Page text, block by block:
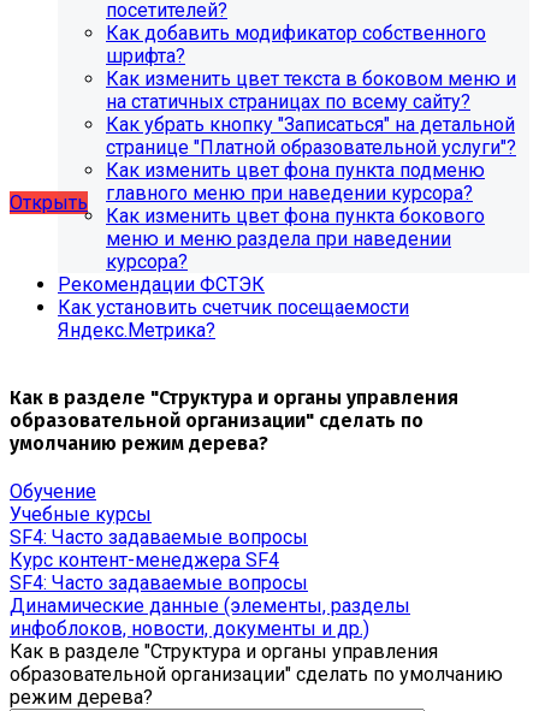
SIMAI: Сайт компании, SIMAI: Сайт конференции, SIMAI:
Сайт медицинской организации, SIMAI: Сайт
музыкальной школы, SIMAI: Сайт РЖД медицина, SIMAI:
Сайт санатория, SIMAI: Сайт сельского поселения, SIMAI:
Сайт совета муниципальных образований, SIMAI: Сайт
спортивной школы, SIMAI: Сайт управления делами,
SIMAI: Сайт учебного центра, SIMAI: Сайт
художественной школы, SIMAI: Сайт школы
Открыть
посетителей?
Как добавить модификатор собственного
шрифта?
Как изменить цвет текста в боковом меню и
на статичных страницах по всему сайту?
Как убрать кнопку "Записаться" на детальной
странице "Платной образовательной услуги"?
Как изменить цвет фона пункта подменю
главного меню при наведении курсора?
Как изменить цвет фона пункта бокового
меню и меню раздела при наведении
курсора?
Рекомендации ФСТЭК
Как установить счетчик посещаемости
Яндекс.Метрика?
Как в разделе "Структура и органы управления
образовательной организации" сделать по
умолчанию режим дерева?
Обучение
Учебные курсы
SF4: Часто задаваемые вопросы
Курс контент-менеджера SF4
SF4: Часто задаваемые вопросы
Динамические данные (элементы, разделы
инфоблоков, новости, документы и др.)
Как в разделе "Структура и органы управления
образовательной организации" сделать по умолчанию
режим дерева?